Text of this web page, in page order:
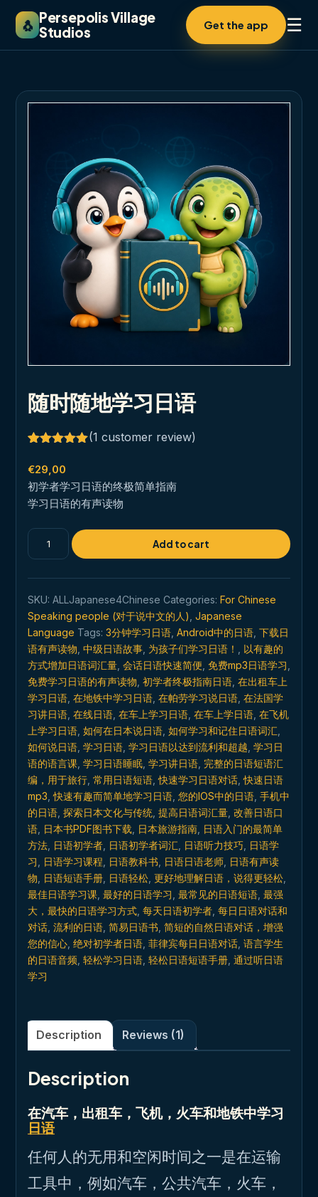
🐧 Persepolis Village
Studios
Get the app ☰
随时随地学习日语
out of 5
based on
customer
rating
(1 customer review)
€29,00
初学者学习日语的终极简单指南
学习日语的有声读物
随
时
学
习
日
语
quantity
Add to cart
SKU: ALLJapanese4Chinese Categories: For Chinese
Speaking people (对于说中文的人) Japanese
Language Tags: 3分钟学习日语 Android中的日语 下载日
语有声读物 中级日语故事 为孩子们学习日语！
以有趣的
方式增加日语词汇量 会话日语快速简便 免费mp3日语学习
免费学习日语的有声读物 初学者终极指南日语 在出租车上
学习日语 在地铁中学习日语 在帕劳学习说日语 在法国学
习讲日语 在线日语 在车上学习日语 在车上学日语 在飞机
上学习日语 如何在日本说日语 如何学习和记住日语词汇
如何说日语 学习日语 学习日语以达到流利和超越 学习日
语的语言课 学习日语睡眠 学习讲日语 完整的日语短语汇
编，用于旅行 常用日语短语 ,快速学习日语对话 ,快速日语
mp3 ,快速有趣而简单地学习日语 您的IOS中的日语 手机中
的日语 探索日本文化与传统 提高日语词汇量 改善日语口
语 日本书PDF图书下载 日本旅游指南 日语入门的最简单
方法 日语初学者 日语初学者词汇 日语听力技巧 日语学
习
日语学习课程 日语教科书 日语日语老师 日语有声读
物
日语短语手册 日语轻松 更好地理解日语，说得更轻松
最佳日语学习课 最好的日语学习 最常见的日语短语 最强
大，最快的日语学习方式 每天日语初学者 每日日语对话和
对话 流利的日语 简易日语书 简短的自然日语对话，增强
您的信心 绝对初学者日语 菲律宾每日日语对话 语言学生
的日语音频 轻松学习日语 轻松日语短语手册 通过听日语
学习
Description Reviews (1)
Description
在汽车，出租车，飞机，火车和地铁中学习
日语
任何人的无用和空闲时间之一是在运输
工具中，例如汽车，公共汽车，火车，